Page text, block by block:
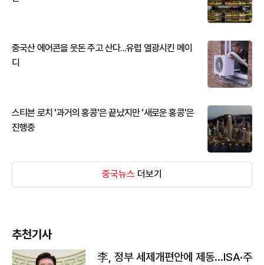
중국산 에어콘을 웃돈 주고 산다...유럽 열광시킨 메이
디
스티븐 로치 '과거의 홍콩'은 끝났지만 '새로운 홍콩'은
진행중
중국뉴스 더보기
추천기사
李, 정부 세제개편안에 제동…ISA·주